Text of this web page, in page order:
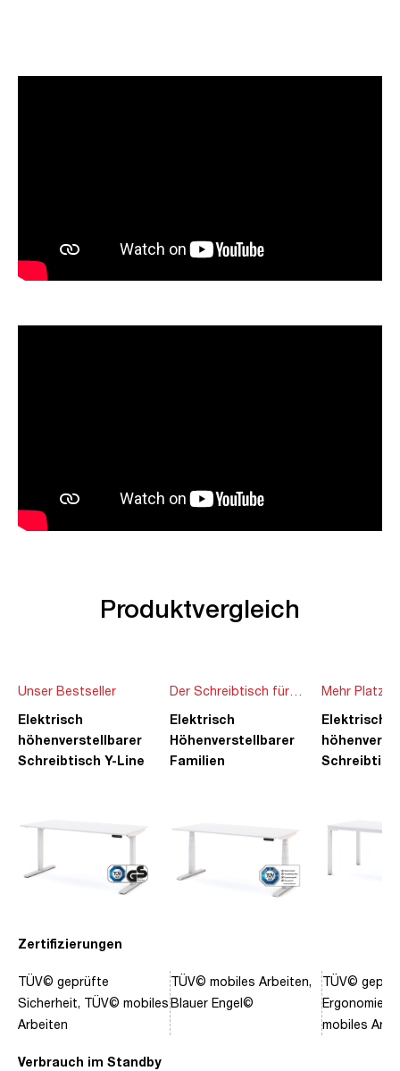
Produktvergleich
Zertifizierungen
Verbrauch im Standby
Unser Bestseller
Elektrisch
höhenverstellbarer
Schreibtisch Y-Line
TÜV© geprüfte
Sicherheit, TÜV© mobiles
Arbeiten
Der Schreibtisch für
die ganze Familie
Elektrisch
Höhenverstellbarer
Familien
TÜV© mobiles Arbeiten,
Blauer Engel©
Mehr Platz
Ideen
Elektrisch
TÜV©
Ergonomie,
mobiles